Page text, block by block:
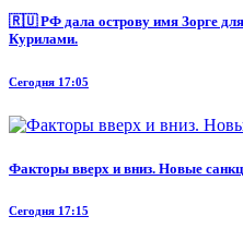
🇷🇺 РФ дала острову имя Зорге для
Курилами.
Сегодня 17:05
Факторы вверх и вниз. Новые
Сегодня 17:15